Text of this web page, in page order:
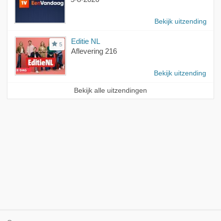
Bekijk uitzending
5
Editie NL
Aflevering 216
Bekijk uitzending
Bekijk alle uitzendingen